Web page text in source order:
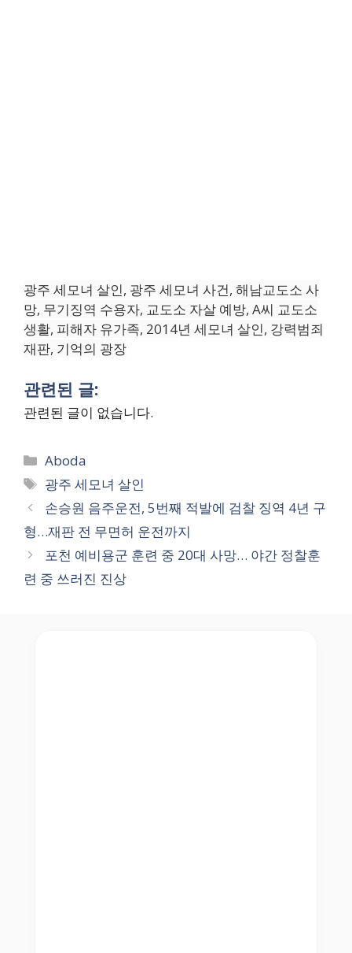
광주 세모녀 살인, 광주 세모녀 사건, 해남교도소 사
망, 무기징역 수용자, 교도소 자살 예방, A씨 교도소
생활, 피해자 유가족, 2014년 세모녀 살인, 강력범죄
재판, 기억의 광장
관련된 글:
관련된 글이 없습니다.
Categories
Aboda
Tags
광주 세모녀 살인
손승원 음주운전, 5번째 적발에 검찰 징역 4년 구
형…재판 전 무면허 운전까지
포천 예비용군 훈련 중 20대 사망… 야간 정찰훈
련 중 쓰러진 진상